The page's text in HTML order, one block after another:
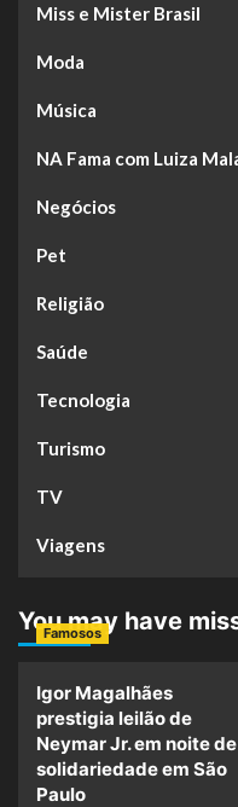
Miss e Mister Brasil
Moda
Música
NA Fama com Luiza
Negócios
Pet
Religião
Saúde
Tecnologia
Turismo
TV
Viagens
You may have
Famosos
Igor Magalhães
prestigia leilão de
Neymar Jr. em noite de
solidariedade em São
Paulo